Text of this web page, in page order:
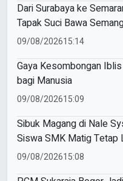
Dari Surabaya ke
Tapak Suci Bawa
di Muktamar XVI
09/08/202615:14
Gaya Kesombongan
bagi Manusia
09/08/202615:09
Sibuk Magang di Nale
Siswa SMK Matig Tetap
Raih Gold Medal ME
09/08/202615:08